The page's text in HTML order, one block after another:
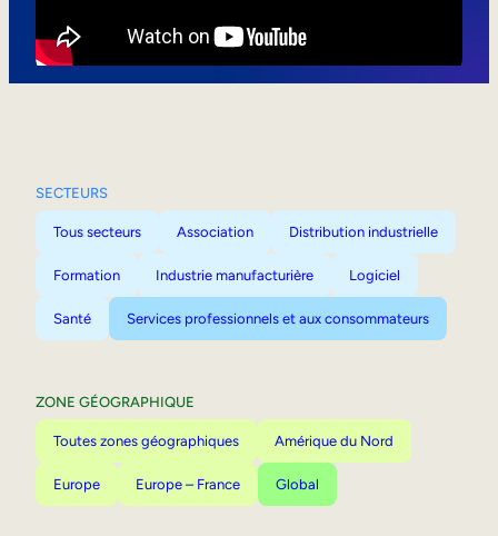
SECTEURS
Tous secteurs Association Distribution industrielle
Formation Industrie manufacturière Logiciel
Santé Services professionnels et aux consommateurs
ZONE GÉOGRAPHIQUE
Toutes zones géographiques Amérique du Nord
Europe Europe – France Global